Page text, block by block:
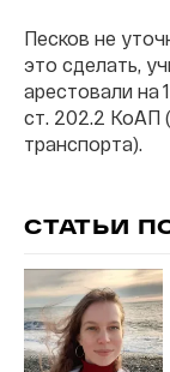
Песков не
это сделать,
арестовали на
ст. 202.2 КоАП
транспорта).
СТАТЬИ